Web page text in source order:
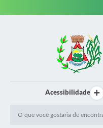
Acessibilidade